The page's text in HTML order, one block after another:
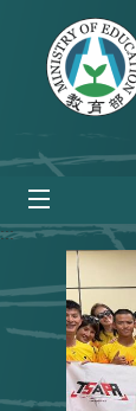
跳到主要內容區塊
:::